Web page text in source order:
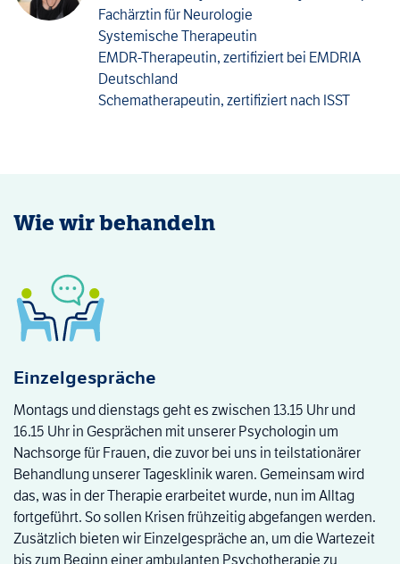
Fachärztin für Neurologie
Systemische Therapeutin
EMDR-Therapeutin, zertifiziert bei EMDRIA
Deutschland
Schematherapeutin, zertifiziert nach ISST
Wie wir behandeln
Einzelgespräche
Montags und dienstags geht es zwischen 13.15 Uhr und
16.15 Uhr in Gesprächen mit unserer Psychologin um
Nachsorge für Frauen, die zuvor bei uns in teilstationärer
Behandlung unserer Tagesklinik waren. Gemeinsam wird
das, was in der Therapie erarbeitet wurde, nun im Alltag
fortgeführt. So sollen Krisen frühzeitig abgefangen werden.
Zusätzlich bieten wir Einzelgespräche an, um die Wartezeit
bis zum Beginn einer ambulanten Psychotherapie zu